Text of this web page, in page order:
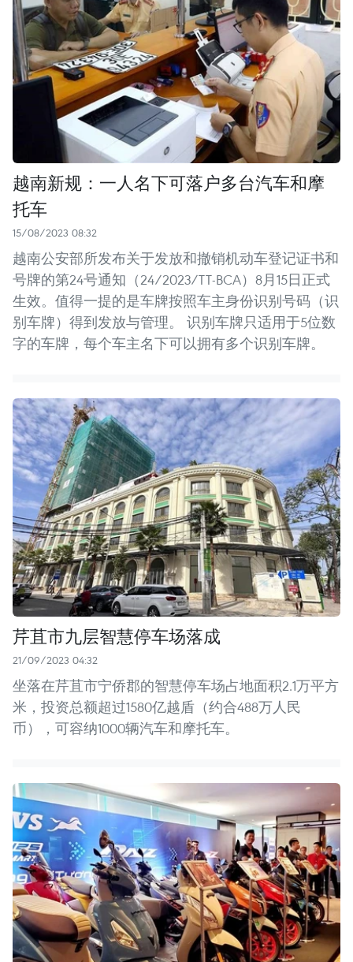
越南新规：一人名下可落户多台汽车和摩
托车
15/08/2023 08:32
越南公安部所发布关于发放和撤销机动车登记证书和
号牌的第24号通知（24/2023/TT-BCA）8月15日正式
生效。值得一提的是车牌按照车主身份识别号码（识
别车牌）得到发放与管理。 识别车牌只适用于5位数
字的车牌，每个车主名下可以拥有多个识别车牌。
芹苴市九层智慧停车场落成
21/09/2023 04:32
坐落在芹苴市宁侨郡的智慧停车场占地面积2.1万平方
米，投资总额超过1580亿越盾（约合488万人民
币），可容纳1000辆汽车和摩托车。